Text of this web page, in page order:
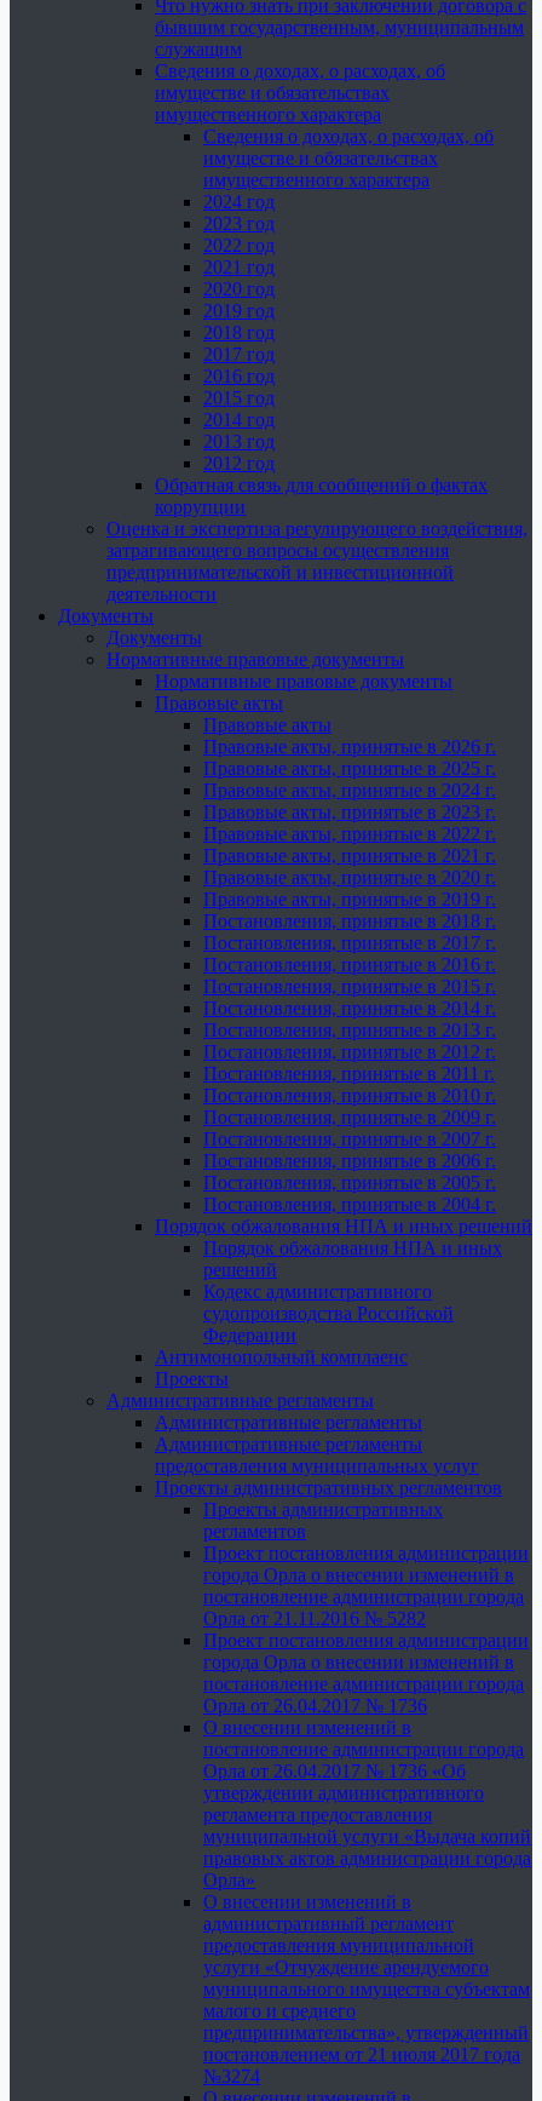
Что нужно знать при заключении договора с
бывшим государственным, муниципальным
служащим
Сведения о доходах, о расходах, об
имуществе и обязательствах
имущественного характера
Сведения о доходах, о расходах, об
имуществе и обязательствах
имущественного характера
2024 год
2023 год
2022 год
2021 год
2020 год
2019 год
2018 год
2017 год
2016 год
2015 год
2014 год
2013 год
2012 год
Обратная связь для сообщений о фактах
коррупции
Оценка и экспертиза регулирующего воздействия,
затрагивающего вопросы осуществления
предпринимательской и инвестиционной
деятельности
Документы
Документы
Нормативные правовые документы
Нормативные правовые документы
Правовые акты
Правовые акты
Правовые акты, принятые в 2026 г.
Правовые акты, принятые в 2025 г.
Правовые акты, принятые в 2024 г.
Правовые акты, принятые в 2023 г.
Правовые акты, принятые в 2022 г.
Правовые акты, принятые в 2021 г.
Правовые акты, принятые в 2020 г.
Правовые акты, принятые в 2019 г.
Постановления, принятые в 2018 г.
Постановления, принятые в 2017 г.
Постановления, принятые в 2016 г.
Постановления, принятые в 2015 г.
Постановления, принятые в 2014 г.
Постановления, принятые в 2013 г.
Постановления, принятые в 2012 г.
Постановления, принятые в 2011 г.
Постановления, принятые в 2010 г.
Постановления, принятые в 2009 г.
Постановления, принятые в 2007 г.
Постановления, принятые в 2006 г.
Постановления, принятые в 2005 г.
Постановления, принятые в 2004 г.
Порядок обжалования НПА и иных решений
Порядок обжалования НПА и иных
решений
Кодекс административного
судопроизводства Российской
Федерации
Антимонопольный комплаенс
Проекты
Административные регламенты
Административные регламенты
Административные регламенты
предоставления муниципальных услуг
Проекты административных регламентов
Проекты административных
регламентов
Проект постановления администрации
города Орла о внесении изменений в
постановление администрации города
Орла от 21.11.2016 № 5282
Проект постановления администрации
города Орла о внесении изменений в
постановление администрации города
Орла от 26.04.2017 № 1736
О внесении изменений в
постановление администрации города
Орла от 26.04.2017 № 1736 «Об
утверждении административного
регламента предоставления
муниципальной услуги «Выдача копий
правовых актов администрации города
Орла»
О внесении изменений в
административный регламент
предоставления муниципальной
услуги «Отчуждение арендуемого
муниципального имущества субъектам
малого и среднего
предпринимательства», утвержденный
постановлением от 21 июля 2017 года
№3274